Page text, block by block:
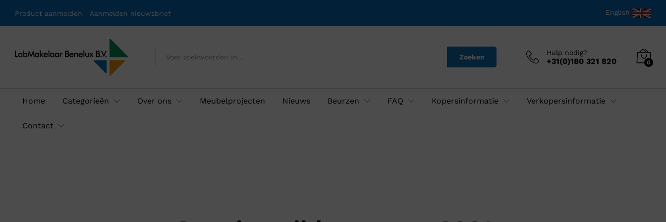
Product aanmelden Aanmelden nieuwsbrief English
Alles Zoeken
Hulp nodig?
+31(0)180 321 820 0
Home Categorieën Over ons Meubelprojecten Nieuws Beurzen FAQ Kopersinformatie Verkopersinformatie
Contact